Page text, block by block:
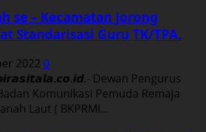
se – Kecamatan Jorong
Standarisasi Guru TK/TPA.
2022 0
Dewan Pengurus
Komunikasi Pemuda Remaja
Laut ( BKPRMI...